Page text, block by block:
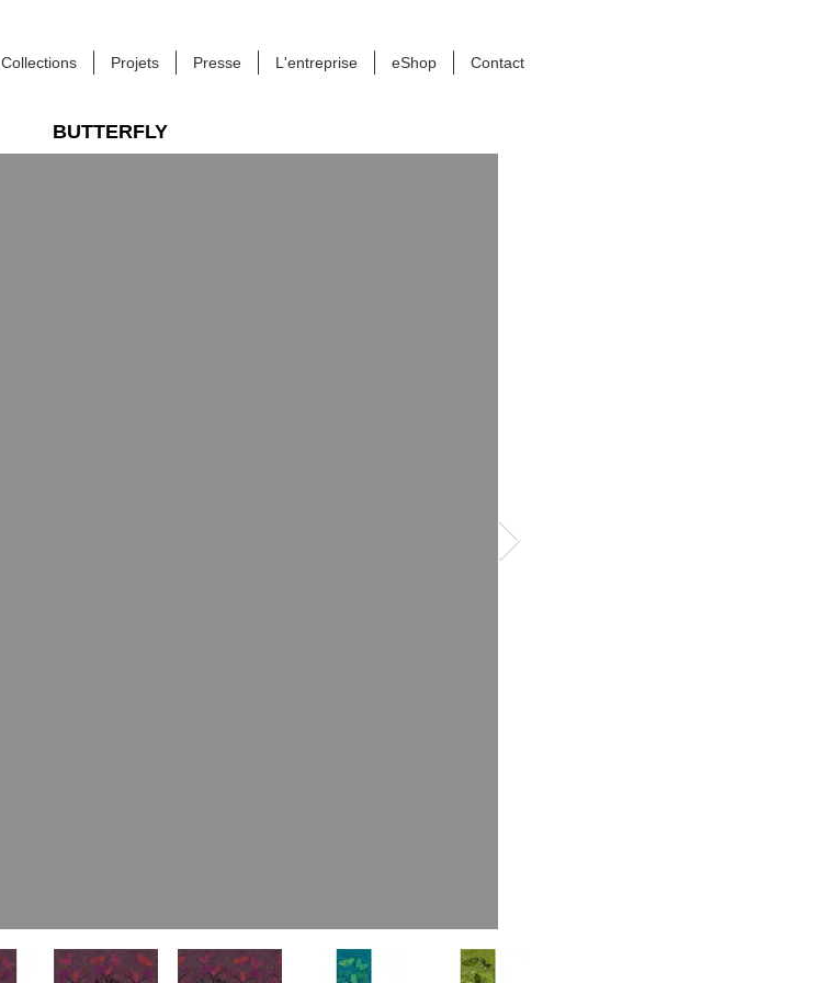
Collections Projets Presse L'entreprise eShop Contact
BUTTERFLY